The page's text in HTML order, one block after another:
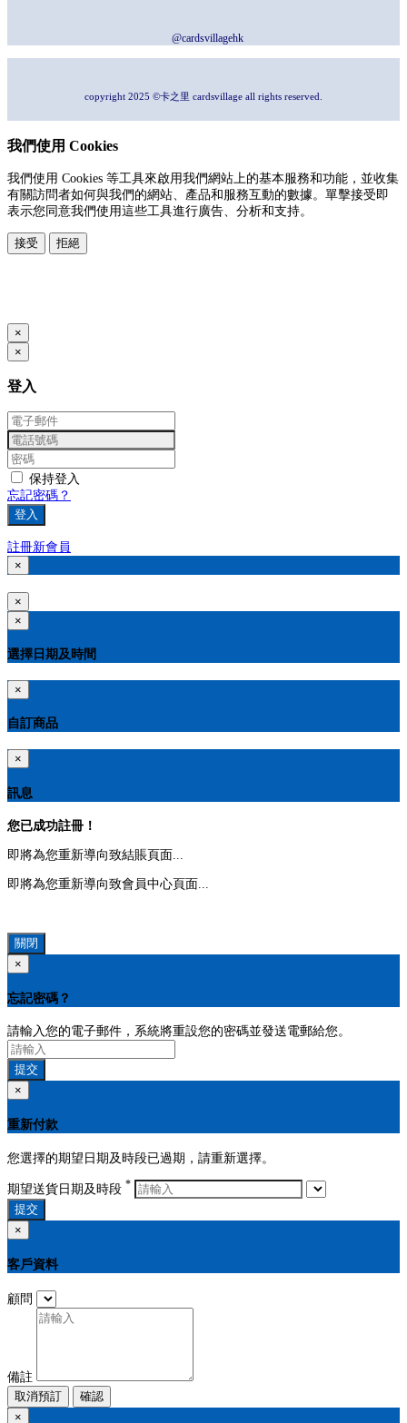
@cardsvillagehk
copyright 2025 ©卡之里 cardsvillage all rights reserved.
我們使用 Cookies
我們使用 Cookies 等工具來啟用我們網站上的基本服務和功能，並收集
有關訪問者如何與我們的網站、產品和服務互動的數據。單擊接受即
表示您同意我們使用這些工具進行廣告、分析和支持。
接受 拒絕
×
×
登入
保持登入
忘記密碼？
登入
註冊新會員
×
×
×
選擇日期及時間
×
自訂商品
×
訊息
您已成功註冊！
即將為您重新導向致結賬頁面...
即將為您重新導向致會員中心頁面...
關閉
×
忘記密碼？
請輸入您的電子郵件，系統將重設您的密碼並發送電郵給您。
提交
×
重新付款
您選擇的期望日期及時段已過期，請重新選擇。
期望送貨日期及時段 *
提交
×
客戶資料
顧問
備註
取消預訂
確認
×